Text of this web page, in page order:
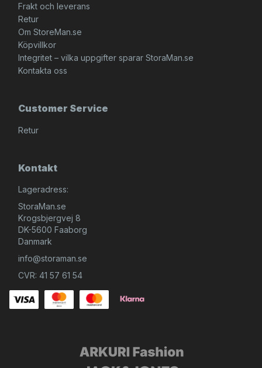
Frakt och leverans
Retur
Om StoreMan.se
Köpvillkor
Integritet – vilka uppgifter sparar StoraMan.se
Kontakta oss
Customer Service
Retur
Kontakt
Lageradress:
StoraMan.se
Krogsbjergvej 8
DK-5600 Faaborg
Danmark
info@storaman.se
CVR: 41 57 61 54